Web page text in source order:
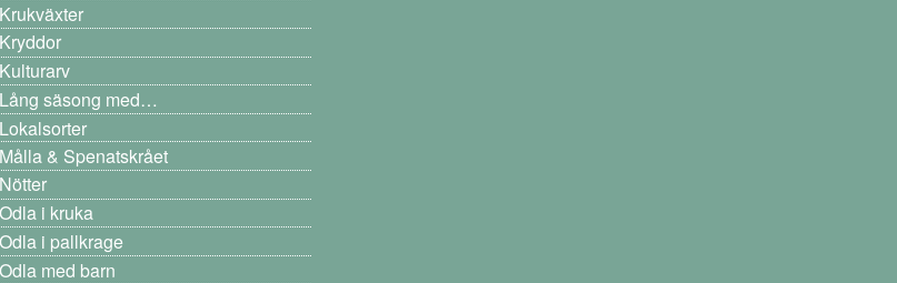
Krukväxter
Kryddor
Kulturarv
Lång säsong med…
Lokalsorter
Målla & Spenatskrået
Nötter
Odla i kruka
Odla i pallkrage
Odla med barn